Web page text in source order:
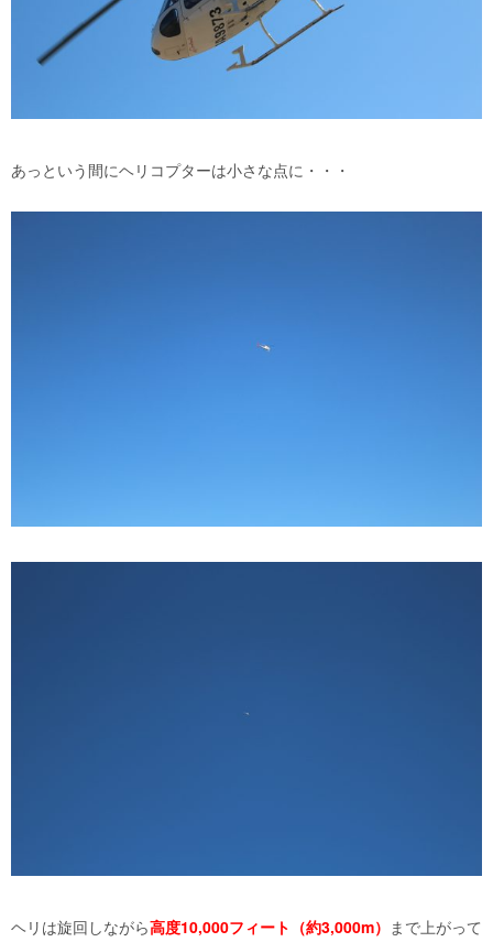
あっという間にヘリコプターは小さな点に・・・
ヘリは旋回しながら高度10,000フィート（約3,000m） まで上がって